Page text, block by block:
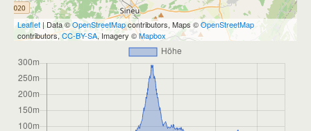
Leaflet | Data ©OpenStreetMapcontributors, Maps ©OpenStreetMap
contributors,CC-BY-SA, Imagery ©Mapbox